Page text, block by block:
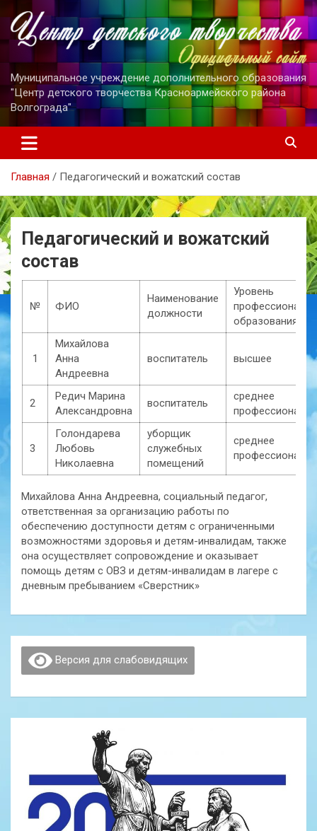
к
содержимому
Муниципальное учреждение дополнительного образования
"Центр детского творчества Красноармейского района
Волгограда"
Главная Педагогический и вожатский состав
Педагогический и вожатский
состав
№ ФИО
Наименование
должности
Уровень
образования
1
Михайлова
Анна
Андреевна
воспитатель высшее
2
Редич Марина
Александровна
воспитатель
среднее
3
Голондарева
Любовь
Николаевна
уборщик
служебных
помещений
среднее
Михайлова Анна Андреевна, социальный педагог,
ответственная за организацию работы по
обеспечению доступности детям с ограниченными
возможностями здоровья и детям-инвалидам, также
она осуществляет сопровождение и оказывает
помощь детям с ОВЗ и детям-инвалидам в лагере с
дневным пребыванием «Сверстник»
Версия для слабовидящих